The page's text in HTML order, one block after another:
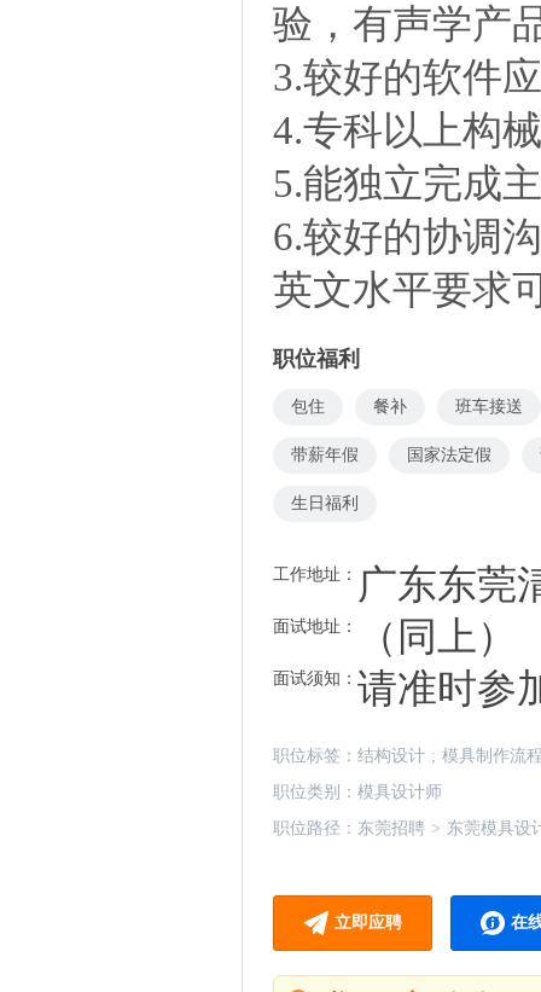
验，有声学产
3.较好的软件
4.专科以上构
5.能独立完成
6.较好的协调
英文水平要求
职位福利
包住 餐补 班车接送
带薪年假 国家法定假
生日福利
工作地址： 广东东莞
面试地址： （同上）
面试须知： 请准时参
职位标签： 结构设计 ; 模具制作流
职位类别： 模具设计师
职位路径： 东莞招聘 > 东莞模具设
立即应聘 在